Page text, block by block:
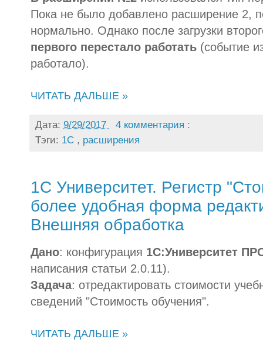
Пока не было добавлено расширение 2,
нормально. Однако после загрузки
первого перестало работать (событие
работало).
ЧИТАТЬ ДАЛЬШЕ »
Дата: 9/29/2017
4 комментария :
Тэги: 1С , расширения
1С Университет. Регистр
более удобная форма
Внешняя обработка
Дано: конфигурация 1С:Университет
написания статьи 2.0.11).
Задача: отредактировать стоимости
сведений "Стоимость обучения".
ЧИТАТЬ ДАЛЬШЕ »